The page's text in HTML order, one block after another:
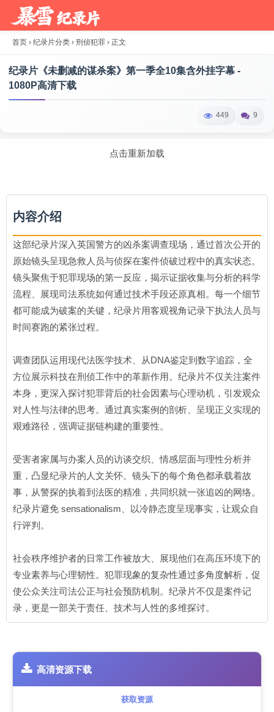
首页 › 纪录片分类 › 刑侦犯罪 › 正文
纪录片《未删减的谋杀案》第一季全10集含外挂字幕 -
1080P高清下载
449 9
点击重新加载
内容介绍
这部纪录片深入英国警方的凶杀案调查现场，通过首次公开的
原始镜头呈现急救人员与侦探在案件侦破过程中的真实状态。
镜头聚焦于犯罪现场的第一反应，揭示证据收集与分析的科学
流程、展现司法系统如何通过技术手段还原真相。每一个细节
都可能成为破案的关键，纪录片用客观视角记录下执法人员与
时间赛跑的紧张过程。
调查团队运用现代法医学技术、从DNA鉴定到数字追踪，全
方位展示科技在刑侦工作中的革新作用。纪录片不仅关注案件
本身，更深入探讨犯罪背后的社会因素与心理动机，引发观众
对人性与法律的思考。通过真实案例的剖析、呈现正义实现的
艰难路径，强调证据链构建的重要性。
受害者家属与办案人员的访谈交织、情感层面与理性分析并
重，凸显纪录片的人文关怀。镜头下的每个角色都承载着故
事，从警探的执着到法医的精准，共同织就一张追凶的网络。
纪录片避免 sensationalism、以冷静态度呈现事实，让观众自
行评判。
社会秩序维护者的日常工作被放大、展现他们在高压环境下的
专业素养与心理韧性。犯罪现象的复杂性通过多角度解析，促
使公众关注司法公正与社会预防机制。纪录片不仅是案件记
录，更是一部关于责任、技术与人性的多维探讨。
高清资源下载
获取资源